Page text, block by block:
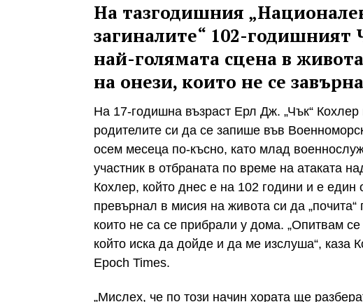
На тазгодишния
загиналите“ 102-годишният
най-голямата сцена в живота
на онези, които не се
На 17-годишна възраст Ерл Дж. „Чък“
родителите си да се запише във
осем месеца по-късно, като млад
участник в отбраната по време на атаката
Кохлер, който днес е на 102 години и е един
превърнал в мисия на живота си да
които не са се прибрали у дома. „Опитвам
който иска да дойде и да ме изслуша“, каза
Epoch Times.
„Мислех, че по този начин хората ще